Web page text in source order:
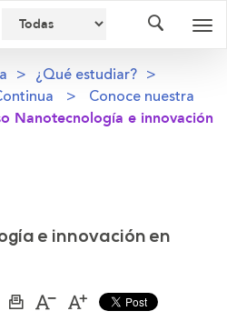
¿Qué estudiar?
Conoce nuestra
Nanotecnología e innovación
e innovación en
ImprimirAumentarDisminuir